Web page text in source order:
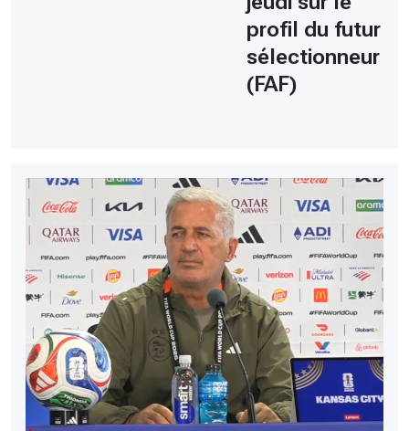
profil du futur
sélectionneur
(FAF)